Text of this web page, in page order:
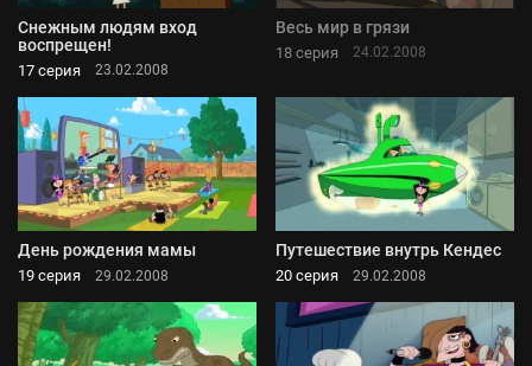
Снежным людям вход
воспрещен!
17 серия 23.02.2008
Весь мир в грязи
18 серия 24.02.2008
День рождения мамы
19 серия 29.02.2008
Путешествие внутрь Кендес
20 серия 29.02.2008